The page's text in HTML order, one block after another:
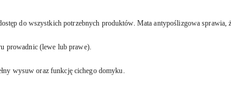
do wszystkich potrzebnych produktów. Mata antypoślizgowa sprawia,
prowadnic (lewe lub prawe).
wysuw oraz funkcję cichego domyku.